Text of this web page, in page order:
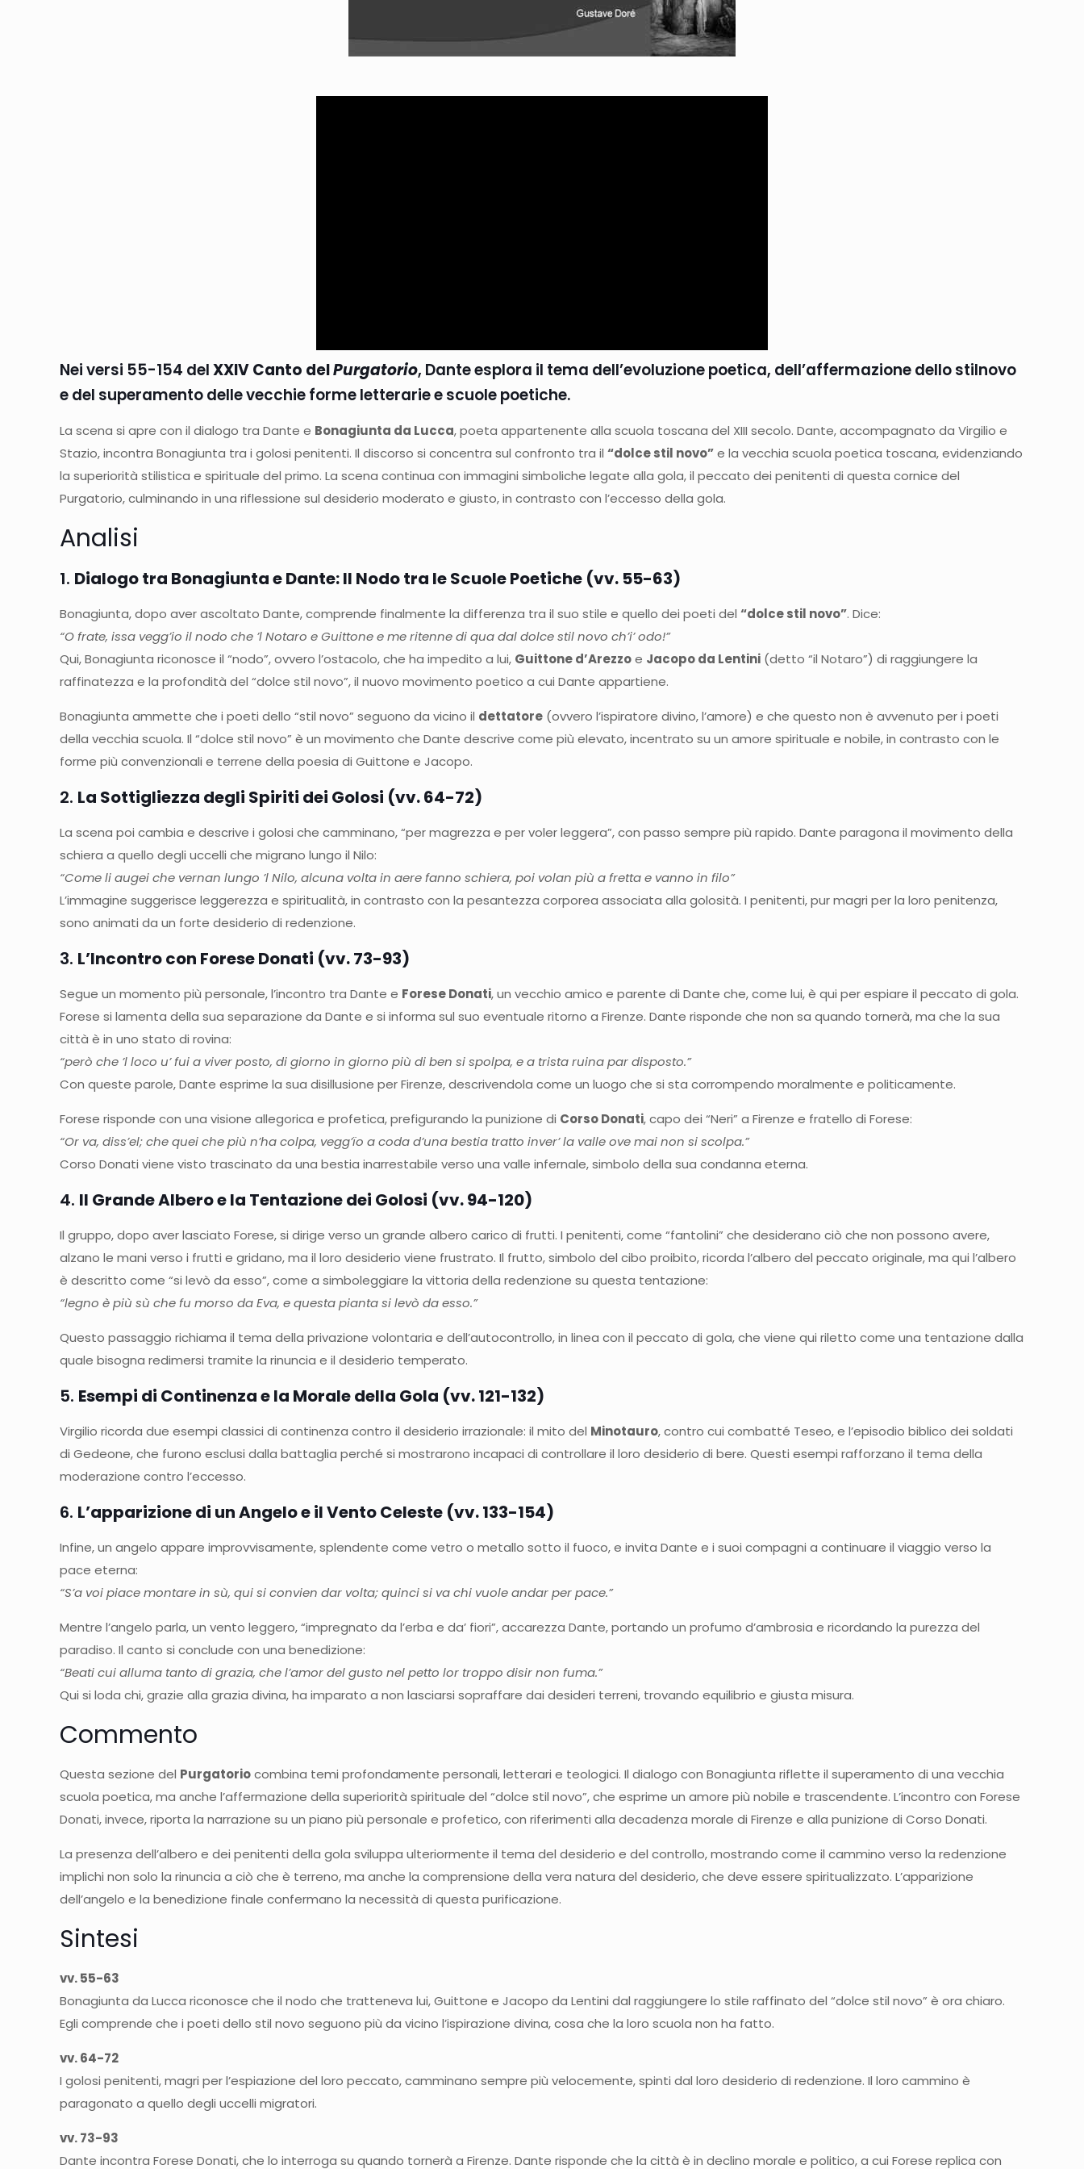
Nei versi 55-154 delXXIV Canto delPurgatorio, Dante esplora il tema dell’evoluzione poetica, dell’affermazione dello stilnovo
e del superamento delle vecchie forme letterarie escuole poetiche.
La scena si apre con il dialogo tra Dante e Bonagiunta da Lucca, poeta appartenente alla scuola toscana del XIII secolo. Dante, accompagnato da Virgilio e
Stazio, incontra Bonagiunta tra i golosi penitenti. Il discorso si concentra sul confronto tra il“dolce stil novo”e la vecchia scuola poetica toscana, evidenziando
la superiorità stilistica e spirituale del primo. La scena continua con immagini simboliche legate alla gola, il peccato dei penitenti di questa cornice del
Purgatorio, culminando in una riflessione sul desiderio moderato e giusto, in contrasto con l’eccesso della gola.
Analisi
1. Dialogo tra Bonagiunta e Dante: Il Nodo tra le Scuole Poetiche (vv. 55-63)
Bonagiunta, dopo aver ascoltato Dante, comprende finalmente la differenza tra il suo stile e quello dei poeti del“dolce stil novo”. Dice:
“O frate, issa vegg’io il nodo che ’l Notaro e Guittone e me ritenne di qua dal dolce stil novo ch’i’ odo!”
Qui, Bonagiunta riconosce il “nodo”, ovvero l’ostacolo, che ha impedito a lui, Guittone d’Arezzoe Jacopo da Lentini (detto “il Notaro”) di raggiungere la
raffinatezza e la profondità del “dolce stil novo”, il nuovo movimento poetico a cui Dante appartiene.
Bonagiunta ammette che i poeti dello “stil novo” seguono da vicino il dettatore (ovvero l’ispiratore divino, l’amore) e che questo non è avvenuto per i poeti
della vecchia scuola. Il “dolce stil novo” è un movimento che Dante descrive come più elevato, incentrato su un amore spirituale e nobile, in contrasto con le
forme più convenzionali e terrene della poesia di Guittone e Jacopo.
2. La Sottigliezza degli Spiriti dei Golosi (vv. 64-72)
La scena poi cambia e descrive i golosi che camminano, “per magrezza e per voler leggera”, con passo sempre più rapido. Dante paragona il movimento della
schiera a quello degli uccelli che migrano lungo il Nilo:
“Come li augei che vernan lungo ’l Nilo, alcuna volta in aere fanno schiera, poi volan più a fretta e vanno in filo”
L’immagine suggerisce leggerezza e spiritualità, in contrasto con la pesantezza corporea associata alla golosità. I penitenti, pur magri per la loro penitenza,
sono animati da un forte desiderio di redenzione.
3. L’Incontro con Forese Donati (vv. 73-93)
Segue un momento più personale, l’incontro tra Dante e Forese Donati, un vecchio amico e parente di Dante che, come lui, è qui per espiare il peccato di gola.
Forese si lamenta della sua separazione da Dante e si informa sul suo eventuale ritorno a Firenze. Dante risponde che non sa quando tornerà, ma che la sua
città è in uno stato di rovina:
“però che ’l loco u’ fui a viver posto, di giorno in giorno più di ben si spolpa, e a trista ruina par disposto.”
Con queste parole, Dante esprime la sua disillusione per Firenze, descrivendola come un luogo che si sta corrompendo moralmente e politicamente.
Forese risponde con una visione allegorica e profetica, prefigurando la punizione di Corso Donati, capo dei “Neri” a Firenze e fratello di Forese:
“Or va, diss’el; che quei che più n’ha colpa, vegg’ïo a coda d’una bestia tratto inver’ la valle ove mai non si scolpa.”
Corso Donati viene visto trascinato da una bestia inarrestabile verso una valle infernale, simbolo della sua condanna eterna.
4. Il Grande Albero e la Tentazione dei Golosi (vv. 94-120)
Il gruppo, dopo aver lasciato Forese, si dirige verso un grande albero carico di frutti. I penitenti, come “fantolini” che desiderano ciò che non possono avere,
alzano le mani verso i frutti e gridano, ma il loro desiderio viene frustrato. Il frutto, simbolo del cibo proibito, ricorda l’albero del peccato originale, ma qui l’albero
è descritto come “si levò da esso”, come a simboleggiare la vittoria della redenzione su questa tentazione:
“legno è più sù che fu morso da Eva, e questa pianta si levò da esso.”
Questo passaggio richiama il tema della privazione volontaria e dell’autocontrollo, in linea con il peccato di gola, che viene qui riletto come una tentazione dalla
quale bisogna redimersi tramite la rinuncia e il desiderio temperato.
5. Esempi di Continenza e la Morale della Gola (vv. 121-132)
Virgilio ricorda due esempi classici di continenza contro il desiderio irrazionale: il mito del Minotauro, contro cui combatté Teseo, e l’episodio biblico dei soldati
di Gedeone, che furono esclusi dalla battaglia perché si mostrarono incapaci di controllare il loro desiderio di bere. Questi esempi rafforzano il tema della
moderazione contro l’eccesso.
6. L’apparizione di un Angelo e il Vento Celeste (vv. 133-154)
Infine, un angelo appare improvvisamente, splendente come vetro o metallo sotto il fuoco, e invita Dante e i suoi compagni a continuare il viaggio verso la
pace eterna:
“S’a voi piace montare in sù, qui si convien dar volta; quinci si va chi vuole andar per pace.”
Mentre l’angelo parla, un vento leggero, “impregnato da l’erba e da’ fiori”, accarezza Dante, portando un profumo d’ambrosia e ricordando la purezza del
paradiso. Il canto si conclude con una benedizione:
“Beati cui alluma tanto di grazia, che l’amor del gusto nel petto lor troppo disir non fuma.”
Qui si loda chi, grazie alla grazia divina, ha imparato a non lasciarsi sopraffare dai desideri terreni, trovando equilibrio e giusta misura.
Commento
Questa sezione del Purgatoriocombina temi profondamente personali, letterari e teologici. Il dialogo con Bonagiunta riflette il superamento di una vecchia
scuola poetica, ma anche l’affermazione della superiorità spirituale del “dolce stil novo”, che esprime un amore più nobile e trascendente. L’incontro con Forese
Donati, invece, riporta la narrazione su un piano più personale e profetico, con riferimenti alla decadenza morale di Firenze e alla punizione di Corso Donati.
La presenza dell’albero e dei penitenti della gola sviluppa ulteriormente il tema del desiderio e del controllo, mostrando come il cammino verso la redenzione
implichi non solo la rinuncia a ciò che è terreno, ma anche la comprensione della vera natura del desiderio, che deve essere spiritualizzato. L’apparizione
dell’angelo e la benedizione finale confermano la necessità di questa purificazione.
Sintesi
vv. 55-63
Bonagiunta da Lucca riconosce che il nodo che tratteneva lui, Guittone e Jacopo da Lentini dal raggiungere lo stile raffinato del “dolce stil novo” è ora chiaro.
Egli comprende che i poeti dello stil novo seguono più da vicino l’ispirazione divina, cosa che la loro scuola non ha fatto.
vv. 64-72
I golosi penitenti, magri per l’espiazione del loro peccato, camminano sempre più velocemente, spinti dal loro desiderio di redenzione. Il loro cammino è
paragonato a quello degli uccelli migratori.
vv. 73-93
Dante incontra Forese Donati, che lo interroga su quando tornerà a Firenze. Dante risponde che la città è in declino morale e politico, a cui Forese replica con